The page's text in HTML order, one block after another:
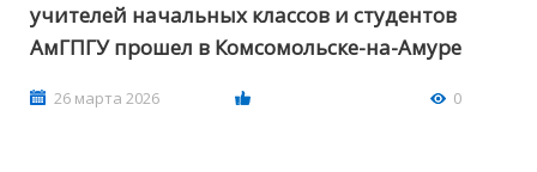
учителей начальных классов и студентов
АмГПГУ прошел в Комсомольске-на-Амуре
26 марта 2026 0